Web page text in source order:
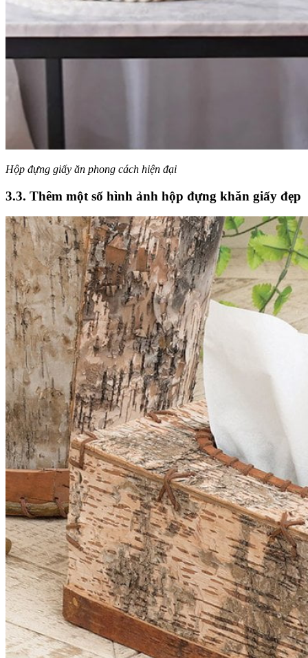
Hộp đựng giấy ăn phong cách hiện đại
3.3. Thêm một số hình ảnh hộp đựng khăn giấy đẹp